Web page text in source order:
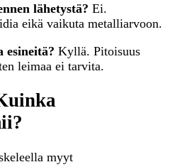
lähetystä? Ei.
eikä vaikuta metalliarvoon.
esineitä? Kyllä. Pitoisuus
leimaa ei tarvita.
myyt